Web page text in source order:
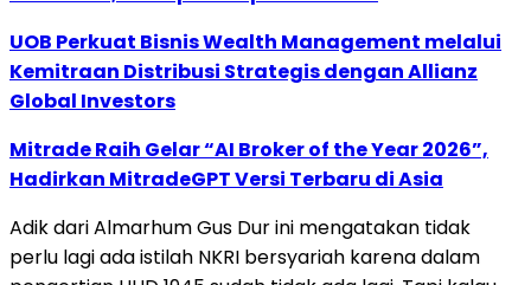
UOB Perkuat Bisnis Wealth Management melalui
Kemitraan Distribusi Strategis dengan Allianz
Global Investors
Mitrade Raih Gelar “AI Broker of the Year 2026”,
Hadirkan MitradeGPT Versi Terbaru di Asia
Adik dari Almarhum Gus Dur ini mengatakan tidak
perlu lagi ada istilah NKRI bersyariah karena dalam